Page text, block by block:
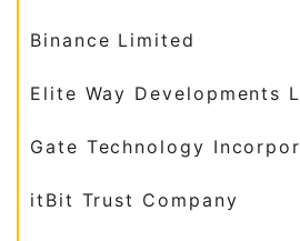
Binance Limited
Elite Way Developments
Gate Technology
itBit Trust Company